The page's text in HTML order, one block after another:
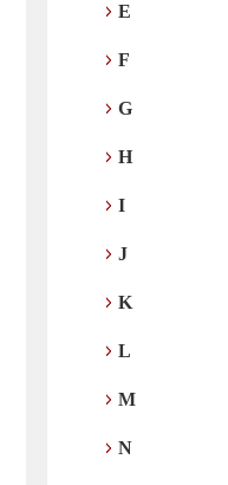
E
F
G
H
I
J
K
L
M
N